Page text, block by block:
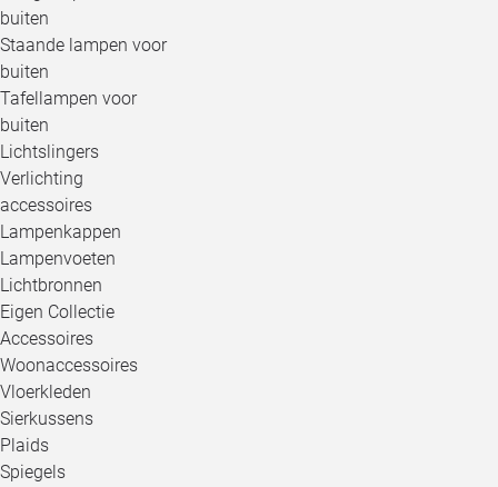
buiten
Staande lampen voor
buiten
Tafellampen voor
buiten
Lichtslingers
Verlichting
accessoires
Lampenkappen
Lampenvoeten
Lichtbronnen
Eigen Collectie
Accessoires
Woonaccessoires
Vloerkleden
Sierkussens
Plaids
Spiegels